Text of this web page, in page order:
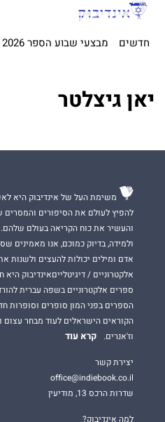
חדשים מבצעי שבוע הספר 2026
יאן גיצלטר
משימת העל של אינדיבוק היא
להפיץ לעולם את הסיפורים
והעשיר את כוח הקריאה בעולם שלהם.
ולמידה, בדיוק כמוכם, אנו מאמינים
אדם ומילים יכולות להעצים ולשנות
אלקטרוניים / דיגיטלייםאינדיבוק
ספרים אלקטרוניים בשפה עברית
הספרים בפני המון סופרים
הקוראים הישראלים לעוד מבחר
וז'אנרים.
קרא עוד
יצירת קשר
office@indiebook.co.il
שדרות הרכס 13, מודיעין
למה אינדיבוק?